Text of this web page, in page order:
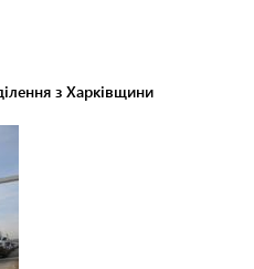
з Харківщини